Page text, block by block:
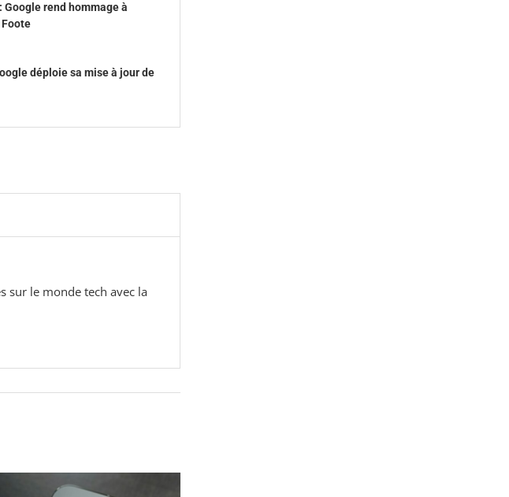
Google rend hommage à
déploie sa mise à jour de
sur le monde tech avec la